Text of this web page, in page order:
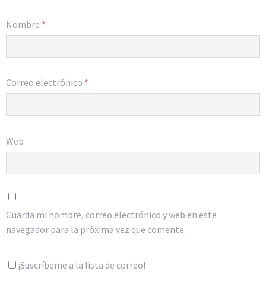
Nombre *
Correo electrónico *
Web
Guarda mi nombre, correo electrónico y web en este
navegador para la próxima vez que comente.
¡Suscríbeme a la lista de correo!